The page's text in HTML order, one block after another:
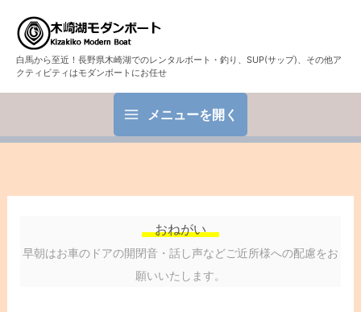
白馬から至近！長野県木崎湖でのレンタルボート・釣り、SUP(サップ)、その他ア
クティビティはモダンボートにお任せ
メニューを開く
おねがい
早朝はお車のドアの開閉音・話し声などご近所様への配慮をお
願いいたします。